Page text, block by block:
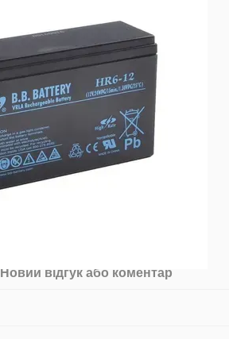
Новий відгук або коментар